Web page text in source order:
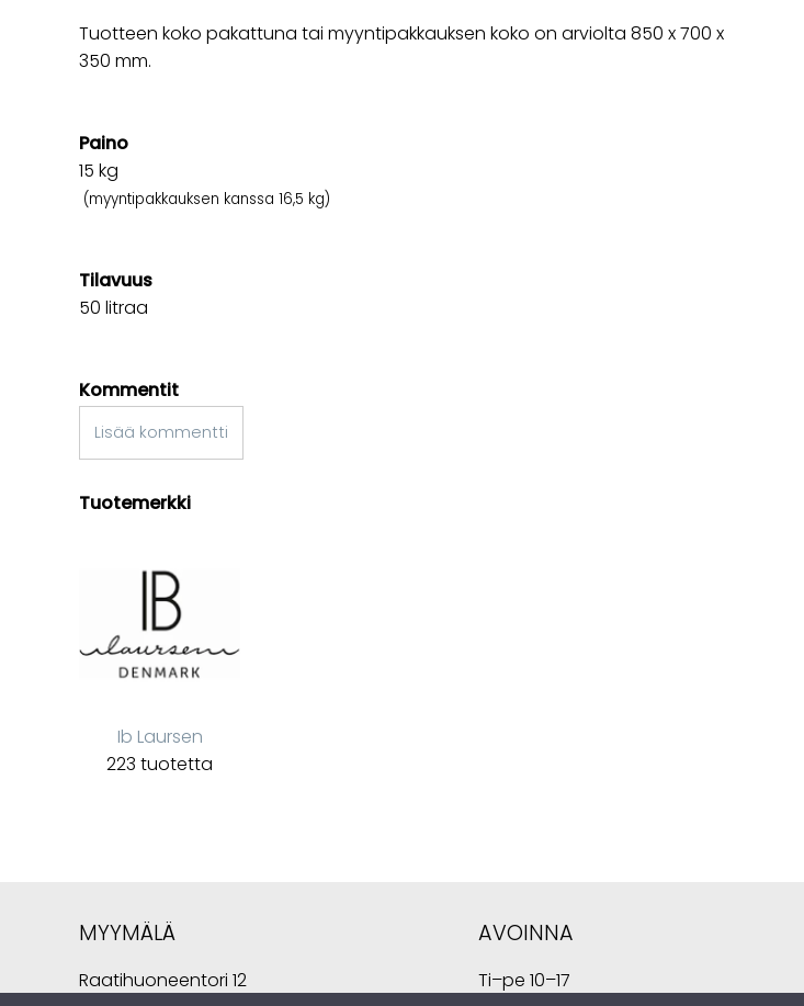
Tuotteen koko pakattuna tai myyntipakkauksen koko on arviolta 850 x 700 x
350 mm.
Paino
15 kg
(myyntipakkauksen kanssa 16,5 kg)
Tilavuus
50 litraa
Kommentit
Lisää kommentti
Tuotemerkki
Ib Laursen
223 tuotetta
MYYMÄLÄ
Raatihuoneentori 12
AVOINNA
Ti–pe 10–17